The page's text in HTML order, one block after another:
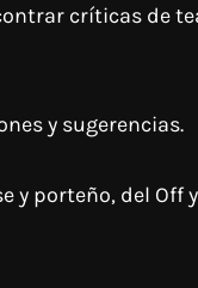
críticas de
y sugerencias.
y porteño, del Off